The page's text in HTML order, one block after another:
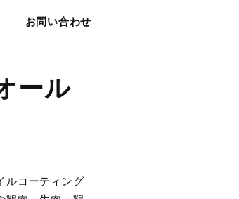
お問い合わせ
ール
ルコーティング